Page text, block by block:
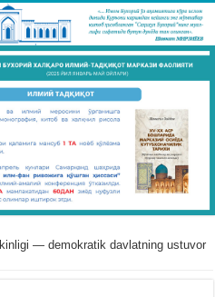
— demokratik davlatning ustuvor